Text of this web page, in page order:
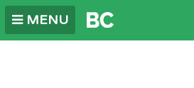
MENU